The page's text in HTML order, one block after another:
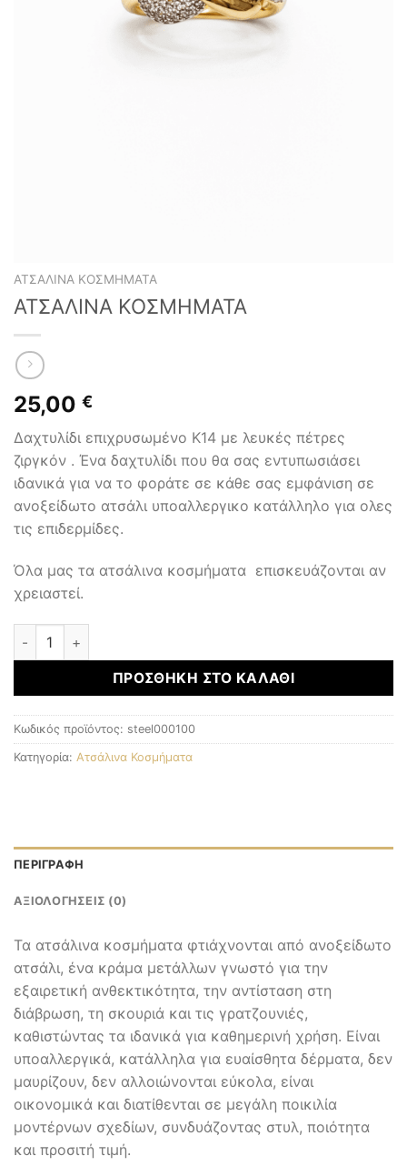
ΑΤΣΆΛΙΝΑ ΚΟΣΜΉΜΑΤΑ
ΑΤΣΑΛΙΝΑ ΚΟΣΜΗΜΑΤΑ
25,00 €
Δαχτυλίδι επιχρυσωμένο Κ14 με λευκές πέτρες
ζιργκόν . Ένα δαχτυλίδι που θα σας εντυπωσιάσει
ιδανικά για να το φοράτε σε κάθε σας εμφάνιση σε
ανοξείδωτο ατσάλι υποαλλεργικο κατάλληλο για ολες
τις επιδερμίδες.
Όλα μας τα ατσάλινα κοσμήματα επισκευάζονται αν
χρειαστεί.
ΑΤΣΑΛΙΝΑ ΚΟΣΜΗΜΑΤΑ ποσότητα
ΠΡΟΣΘΉΚΗ ΣΤΟ ΚΑΛΆΘΙ
Κωδικός προϊόντος: steel000100
Κατηγορία: Ατσάλινα Κοσμήματα
ΠΕΡΙΓΡΑΦΉ
ΑΞΙΟΛΟΓΉΣΕΙΣ (0)
Τα ατσάλινα κοσμήματα φτιάχνονται από ανοξείδωτο
ατσάλι, ένα κράμα μετάλλων γνωστό για την
εξαιρετική ανθεκτικότητα, την αντίσταση στη
διάβρωση, τη σκουριά και τις γρατζουνιές,
καθιστώντας τα ιδανικά για καθημερινή χρήση. Είναι
υποαλλεργικά, κατάλληλα για ευαίσθητα δέρματα, δεν
μαυρίζουν, δεν αλλοιώνονται εύκολα, είναι
οικονομικά και διατίθενται σε μεγάλη ποικιλία
μοντέρνων σχεδίων, συνδυάζοντας στυλ, ποιότητα
και προσιτή τιμή.